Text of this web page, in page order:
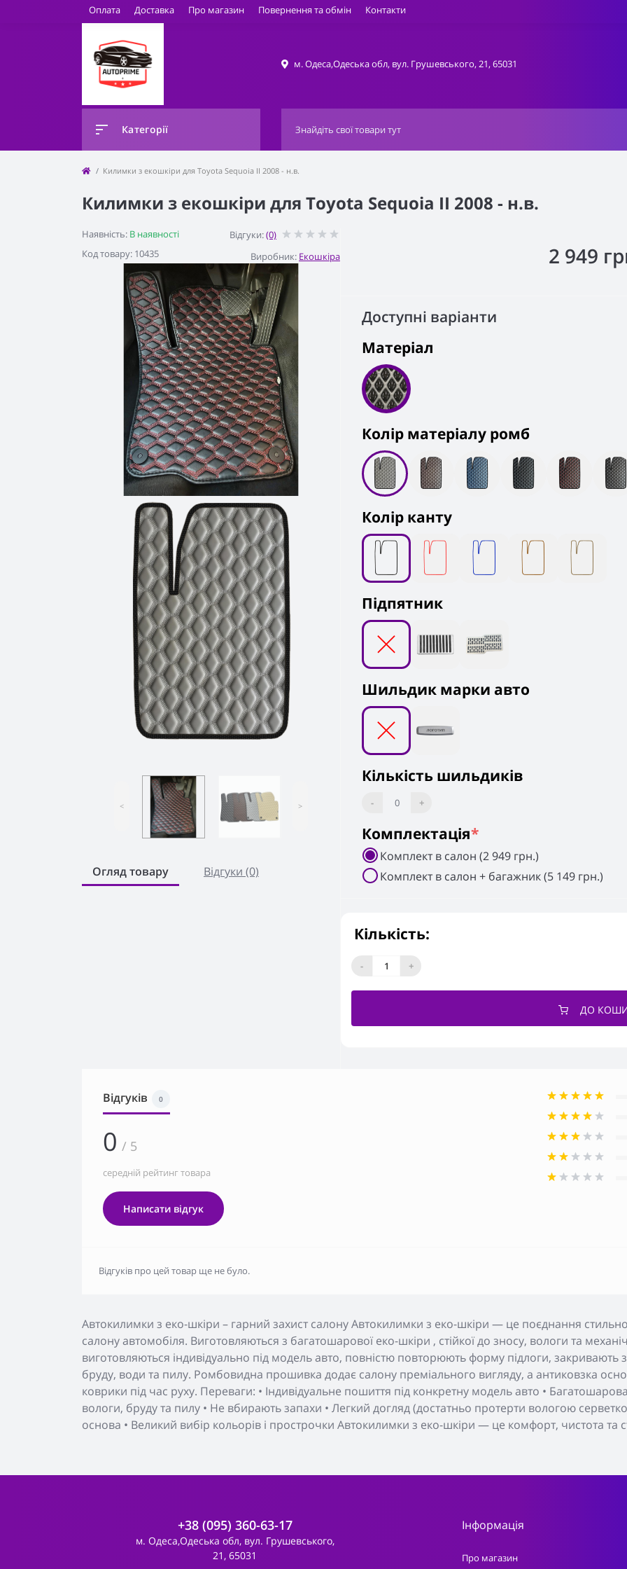
Оплата Доставка Про магазин Повернення та обмін Контакти
м. Одеса,Одеська обл, вул. Грушевського, 21, 65031
Категорії
Килимки з екошкіри для Toyota Sequoia II 2008 - н.в.
Килимки з екошкіри для Toyota Sequoia II 2008 - н.в.
Наявність: В наявності
Код товару: 10435
Відгуки:(0)
Виробник: Екошкіра
< >
Огляд товару Відгуки (0)
2 949
Доступні варіанти
Матеріал
Колiр матеріалу ромб
Колір канту
Підпятник
Шильдик марки авто
Кількість шильдиків
- 0 +
Комплектація*
Комплект в салон (2 949 грн.)
Комплект в салон + багажник (5 149 грн.)
Кількість:
- +
ДО
Автокилимки з еко-шкіри – гарний захист салону Автокилимки з еко-шкіри — це поєднання
салону автомобіля. Виготовляються з багатошарової еко-шкіри , стійкої до зносу, вологи та
виготовляються індивідуально під модель авто, повністю повторюють форму підлоги, закривають
бруду, води та пилу. Ромбовидна прошивка додає салону преміального вигляду, а антиковзка
коврики під час руху. Переваги: • Індивідуальне пошиття під конкретну модель авто •
вологи, бруду та пилу • Не вбирають запахи • Легкий догляд (достатньо протерти вологою
основа • Великий вибір кольорів і прострочки Автокилимки з еко-шкіри — це комфорт, чистота та
Відгуків 0
0 / 5
середній рейтинг товара
Написати відгук
Відгуків про цей товар ще не було.
+38 (095) 360-63-17
м. Одеса,Одеська обл, вул. Грушевського,
21, 65031
Інформація
Про магазин